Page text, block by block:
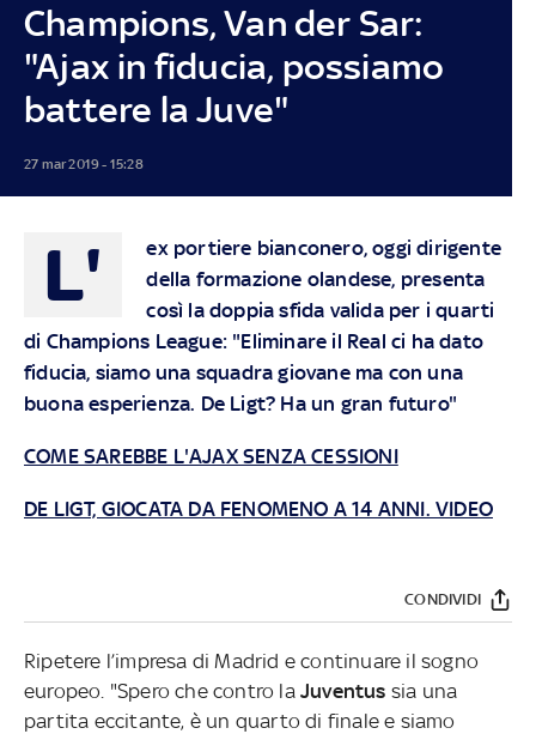
Champions, Van der Sar:
"Ajax in fiducia, possiamo
battere la Juve"
27 mar 2019 - 15:28
L'
ex portiere bianconero, oggi dirigente
della formazione olandese, presenta
così la doppia sfida valida per i quarti
di Champions League: "Eliminare il Real ci ha dato
fiducia, siamo una squadra giovane ma con una
buona esperienza. De Ligt? Ha un gran futuro"
COME SAREBBE L'AJAX SENZA CESSIONI
DE LIGT, GIOCATA DA FENOMENO A 14 ANNI. VIDEO
CONDIVIDI
Ripetere l’impresa di Madrid e continuare il sogno
europeo. "Spero che contro la Juventus sia una
partita eccitante, è un quarto di finale e siamo